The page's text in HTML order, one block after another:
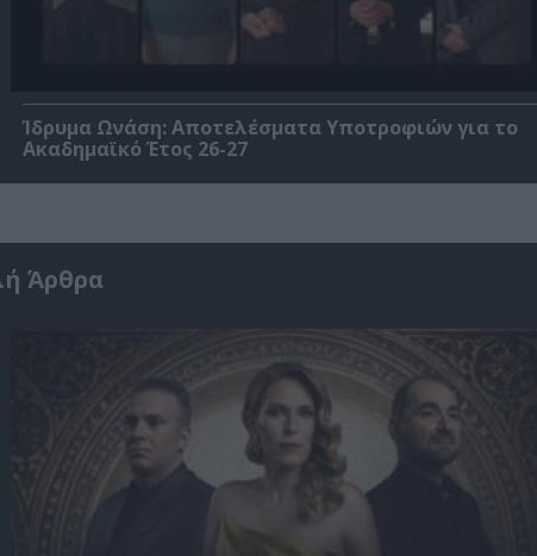
Ίδρυμα Ωνάση: Αποτελέσματα Υποτροφιών για το
Ακαδημαϊκό Έτος 26-27
Άρθρα